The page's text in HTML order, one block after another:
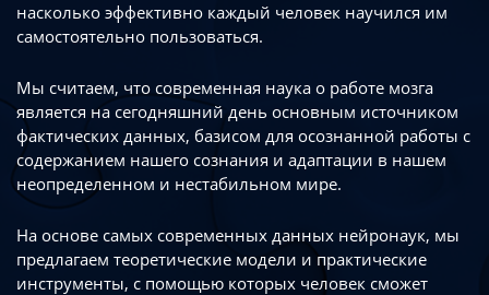
насколько эффективно каждый человек научился им
самостоятельно пользоваться.
Мы считаем, что современная наука о работе мозга
является на сегодняшний день основным источником
фактических данных, базисом для осознанной работы с
содержанием нашего сознания и адаптации в нашем
неопределенном и нестабильном мире.
На основе самых современных данных нейронаук, мы
предлагаем теоретические модели и практические
инструменты, с помощью которых человек сможет